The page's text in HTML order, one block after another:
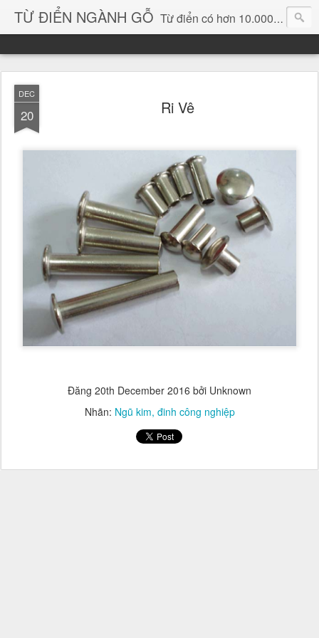
TỪ ĐIỂN NGÀNH GỖ Từ điển có hơn 10.000 từ chuyên ngành gỗ và hình ảnh, video, phần mềm chuyên ngành gỗ. chuyên dùng tìm kiếm, thông tin, vật liệu mới, sản phẩm, ý tưởng, thiết kế, sản xuất, thương mại ngành gỗ...
DEC
20 Ri Vê
Đăng 20th December 2016 bởi Unknown
Nhãn: Ngũ kim đinh công nghiệp